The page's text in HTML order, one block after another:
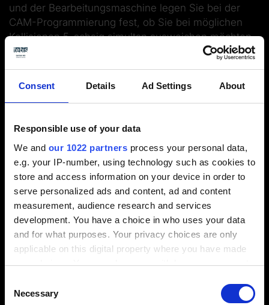
Consent Details Ad Settings About
Responsible use of your data
We and our 1022 partners process your personal data,
e.g. your IP-number, using technology such as cookies to
store and access information on your device in order to
serve personalized ads and content, ad and content
measurement, audience research and services
development. You have a choice in who uses your data
and for what purposes. Your privacy choices are only
applicable on this digital property where you have made
your choices. You can change or withdraw your consent
the Privacy trigger icon.
Selection
Necessary
und der Bearbeitungsmaschine legen Sie bei der
CAM-Programmierung fest, ob Sie bei möglichen
Kollisionen 5-achsig simultan ausweichen möchten
oder den Fräsbereich indexiert bearbeiten wollen.
Berücksichtigung der kompletten Kopfgeometrie den
Bearbeitungsbereich automatisch verkleinern – das
Standardisierte Schablonen helfen bei der
Entscheidung. Der Maschinenbediener muss sich
über Kollisionen keine Gedanken machen, sondern
kann sich voll auf die Fertigung konzentrieren.
Prozessbibliotheken
⬤